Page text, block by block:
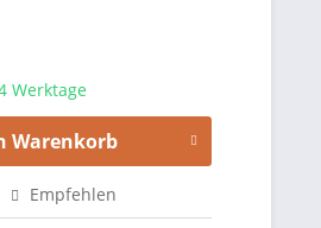
Werktage
Warenkorb
Empfehlen